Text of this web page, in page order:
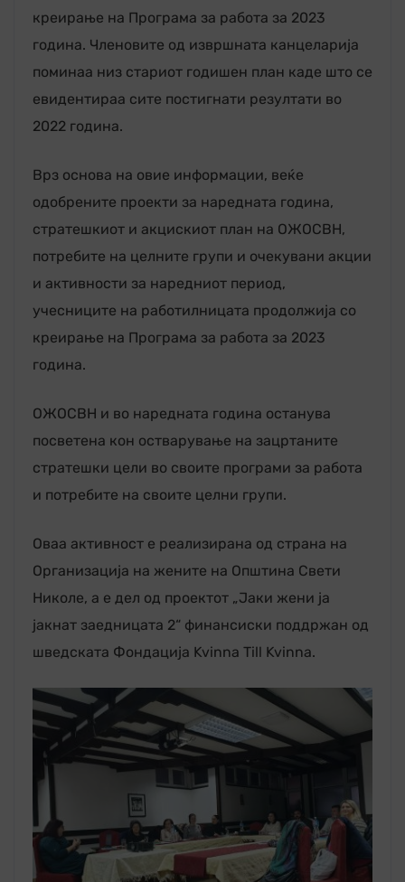
креирање на Програма за работа за 2023
година. Членовите од извршната канцеларија
поминаа низ стариот годишен план каде што се
евидентираа сите постигнати резултати во
2022 година.
Врз основа на овие информации, веќе
одобрените проекти за наредната година,
стратешкиот и акцискиот план на ОЖОСВН,
потребите на целните групи и очекувани акции
и активности за наредниот период,
учесниците на работилницата продолжија со
креирање на Програма за работа за 2023
година.
ОЖОСВН и во наредната година останува
посветена кон остварување на зацртаните
стратешки цели во своите програми за работа
и потребите на своите целни групи.
Оваа активност е реализирана од страна на
Организација на жените на Општина Свети
Николе, а е дел од проектот „Јаки жени ја
јакнат заедницата 2“ финансиски поддржан од
шведската Фондација Kvinna Till Kvinna.